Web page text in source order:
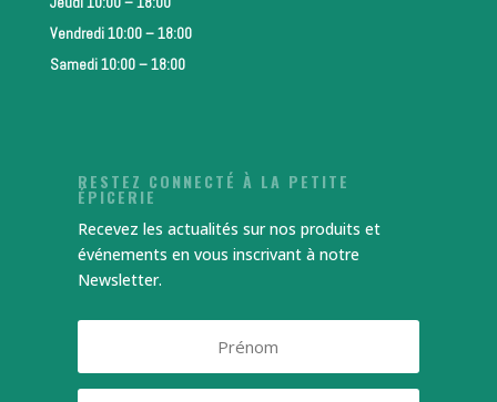
Vendredi 10:00 – 18:00
Samedi 10:00 – 18:00
RESTEZ CONNECTÉ À LA PETITE
ÉPICERIE
Recevez les actualités sur nos produits et
événements en vous inscrivant à notre
Newsletter.